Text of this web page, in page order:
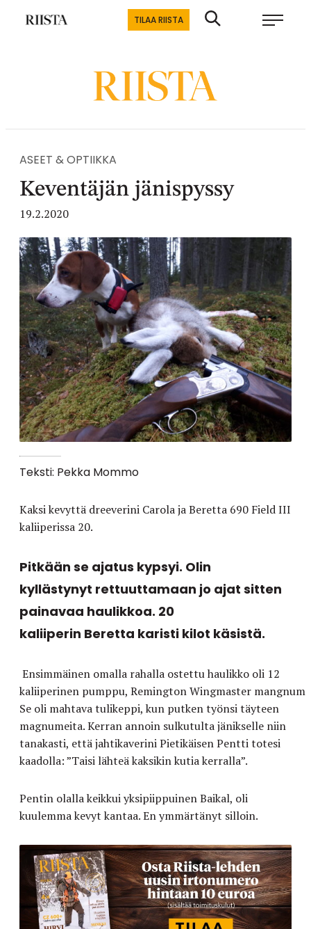
Siirry
Riistalehti.fi
TILAA RIISTA
ASEET & OPTIIKKA
Keventäjän jänispyssy
19.2.2020
Teksti: Pekka Mommo
Kaksi kevyttä dreeverini Carola ja Beretta 690 Field III
kaliiperissa 20.
Pitkään se ajatus kypsyi. Olin
kyllästynyt rettuuttamaan jo ajat sitten
painavaa haulikkoa. 20
kaliiperin Beretta karisti kilot käsistä.
Ensimmäinen omalla rahalla ostettu haulikko oli 12
kaliiperinen pumppu, Remington Wingmaster mangnum.
Se oli mahtava tulikeppi, kun putken työnsi täyteen
magnumeita.Kerran annoin sulkutulta jänikselle niin
tanakasti, että jahtikaverini Pietikäisen Pentti totesi
kaadolla: ”Taisi lähteä kaksikin kutia kerralla”.
Pentin olalla keikkui yksipiippuinen Baikal, oli
kuulemma kevyt kantaa.En ymmärtänyt silloin.